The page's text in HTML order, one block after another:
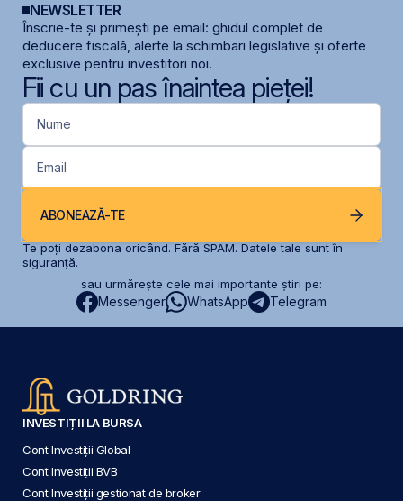
NEWSLETTER
Înscrie-te și primești pe email: ghidul complet de
deducere fiscală, alerte la schimbari legislative și oferte
exclusive pentru investitori noi.
Fii cu un pas înaintea pieței!
Nume
Email
ABONEAZĂ-TE
Te poți dezabona oricând. Fără SPAM. Datele tale sunt în
siguranță.
sau urmărește cele mai importante știri pe:
Messenger WhatsApp Telegram
INVESTIȚII LA BURSA
Cont Investiții Global
Cont Investiții BVB
Cont Investiții gestionat de broker